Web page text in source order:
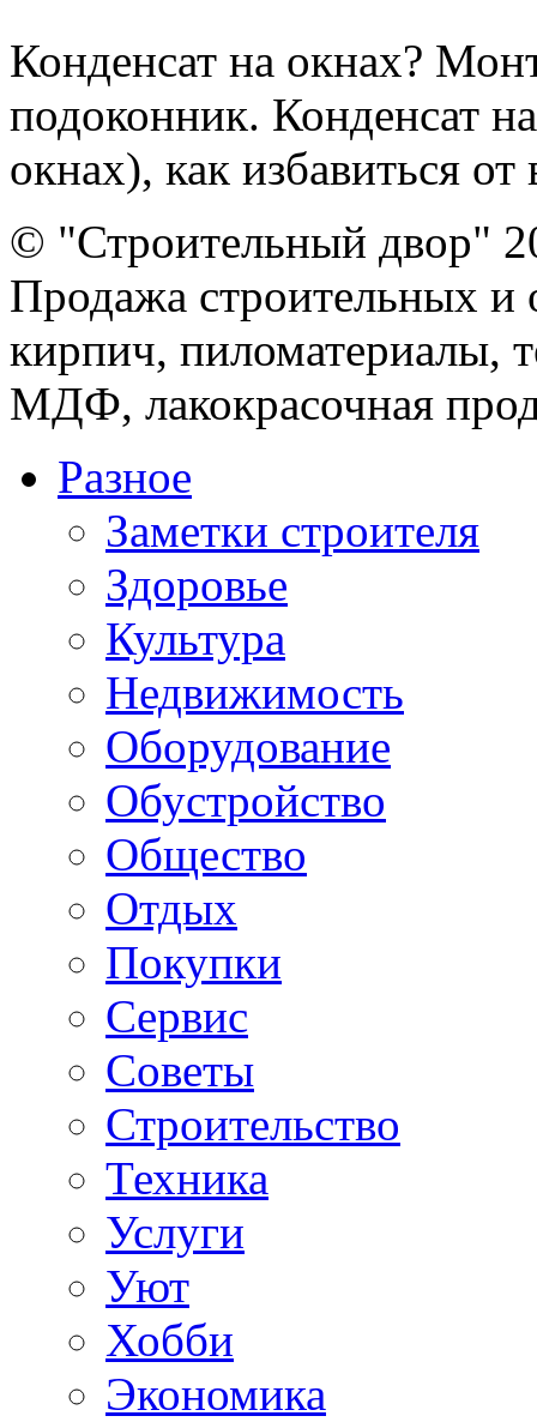
Конденсат на окнах?
подоконник. Конденсат
окнах), как избавиться
© "Строительный двор"
Продажа строительных и
кирпич, пиломатериалы,
МДФ, лакокрасочная
Разное
Заметки строителя
Здоровье
Культура
Недвижимость
Оборудование
Обустройство
Общество
Отдых
Покупки
Сервис
Советы
Строительство
Техника
Услуги
Уют
Хобби
Экономика